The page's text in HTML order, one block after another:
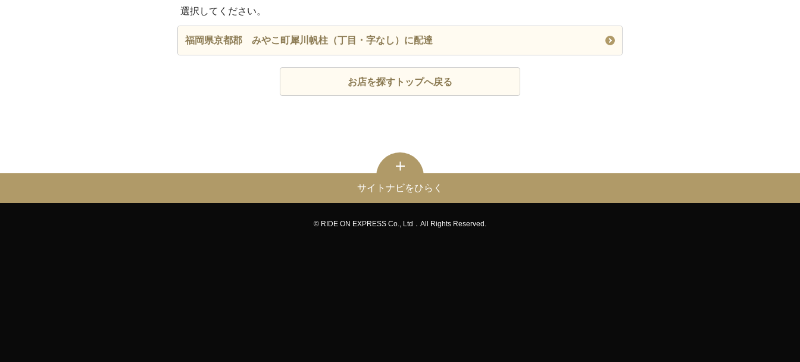
選択してください。
福岡県京都郡 みやこ町犀川帆柱（丁目・字なし）に配達
お店を探すトップへ戻る
サイトナビをひらく
© RIDE ON EXPRESS Co., Ltd．All Rights Reserved.